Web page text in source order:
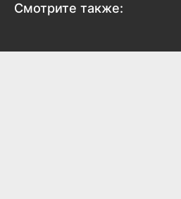
Смотрите также: